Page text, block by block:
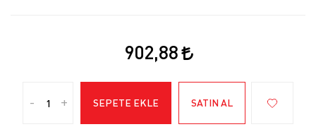
902,88
- + SEPETE EKLE SATIN AL